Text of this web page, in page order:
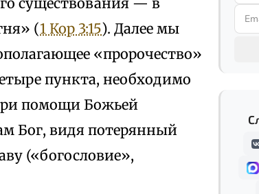
(1 Кор 3:15). Далее мы
«пророчество»
пункта, необходимо
помощи Божьей
Бог, видя потерянный
(«богословие»,